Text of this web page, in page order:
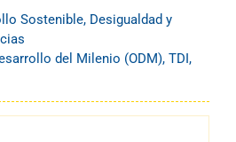
Sostenible, Desigualdad y
del Milenio (ODM), TDI,